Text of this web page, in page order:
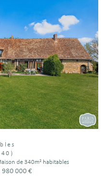
de 340m² habitables
980 000 €